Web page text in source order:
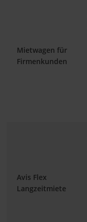
Mietwagen für
Firmenkunden
Avis Flex
Langzeitmiete